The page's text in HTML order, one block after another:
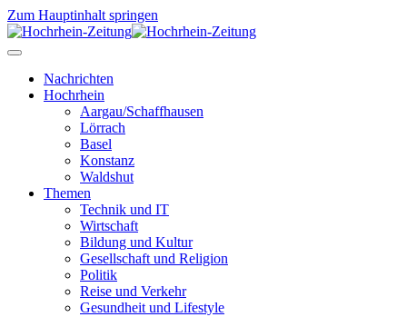
Zum Hauptinhalt springen
Nachrichten
Hochrhein
Aargau/Schaffhausen
Lörrach
Basel
Konstanz
Waldshut
Themen
Technik und IT
Wirtschaft
Bildung und Kultur
Gesellschaft und Religion
Politik
Reise und Verkehr
Gesundheit und Lifestyle